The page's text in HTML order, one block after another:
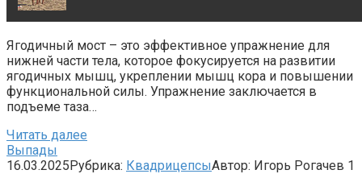
Ягодичный мост – это эффективное упражнение для
нижней части тела, которое фокусируется на развитии
ягодичных мышц, укреплении мышц кора и повышении
функциональной силы. Упражнение заключается в
подъеме таза…
Читать далее
Выпады
16.03.2025 Рубрика: КвадрицепсыАвтор: Игорь Рогачев 1
Публичный удар Зеленскому от Кличко: это настоящий